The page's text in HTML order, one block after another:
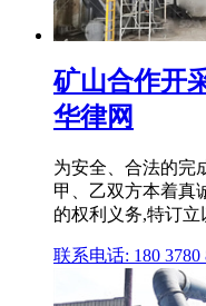
矿山合作开
华律网
为安全、合法的完
甲、乙双方本着真
的权利义务,特订
联系电话: 180 3780